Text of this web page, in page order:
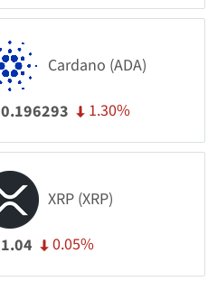
Cardano (ADA)
0.196293 1.30%
XRP (XRP)
1.04 0.05%